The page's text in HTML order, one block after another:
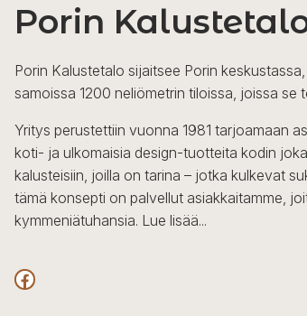
Porin
Porin Kalustetalo sijaitsee Porin
samoissa 1200 neliömetrin tiloissa, joissa se
Yritys perustettiin vuonna 1981 tarjoamaan
koti- ja ulkomaisia design-tuotteita kodin
kalusteisiin, joilla on tarina – jotka kulkevat
tämä konsepti on palvellut asiakkaitamme,
kymmeniätuhansia. Lue lisää...
Facebook